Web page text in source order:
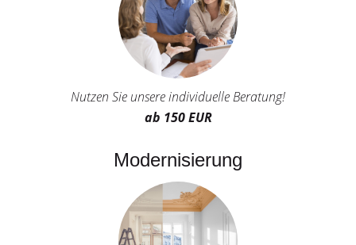
Nutzen Sie unsere individuelle Beratung!
ab 150 EUR
Modernisierung